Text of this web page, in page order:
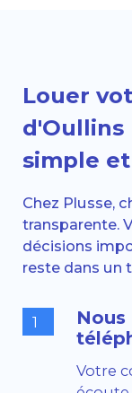
Louer
d'Oullins
simple
Chez Plusse,
transparente.
décisions
reste dans un
1
Nous
Votre